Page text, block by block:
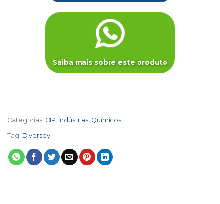
Saiba mais sobre este produto
Categorias: CIP Indústrias Químicos
Tag: Diversey